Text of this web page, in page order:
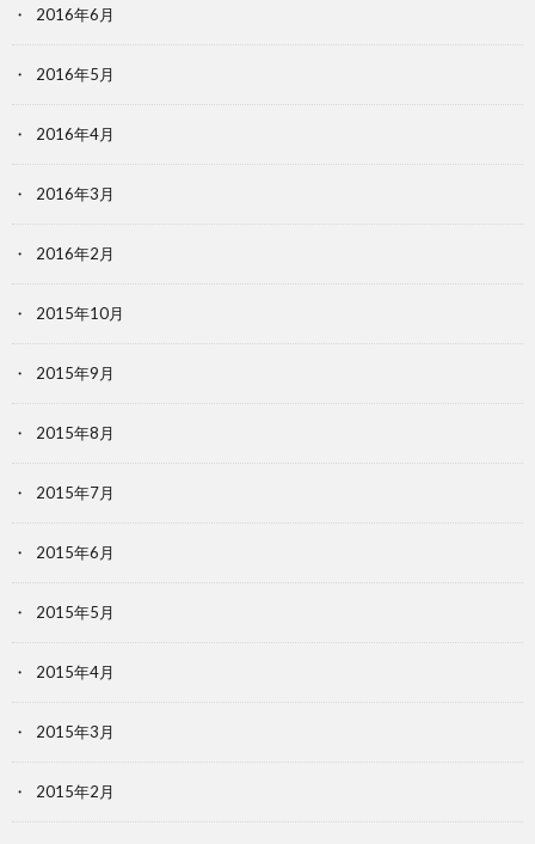
2016年6月
2016年5月
2016年4月
2016年3月
2016年2月
2015年10月
2015年9月
2015年8月
2015年7月
2015年6月
2015年5月
2015年4月
2015年3月
2015年2月